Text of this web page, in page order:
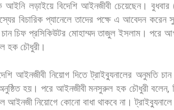
আইনি লড়াইয়ে বিদেশি আইনজীবী চেয়েছেন। বুধবার
বিচারিক প্যানেলে তাদের পক্ষে এ আবেদন করেন
চান চিফ প্রসিকিউটর মোহাম্মদ তাজুল ইসলাম। পরে
হক চৌধুরী।
আইনজীবী নিয়োগ দিতে ট্রাইব্যুনালের অনুমতি চান
হয়। পরে আইনজীবী মনসুরুল হক চৌধুরী বলেন,
আইনজী নিয়োগে কোনো বাধা থাকবে না। ট্রাইব্যুনালে